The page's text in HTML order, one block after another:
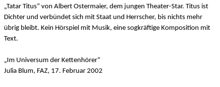
„Tatar Titus“ von Albert Ostermaier, dem jungen Theater-Star. Titus ist
Dichter und verbündet sich mit Staat und Herrscher, bis nichts mehr
übrig bleibt. Kein Hörspiel mit Musik, eine sogkräftige Komposition mit
Text.
„Im Universum der Kettenhörer“
Julia Blum, FAZ, 17. Februar 2002